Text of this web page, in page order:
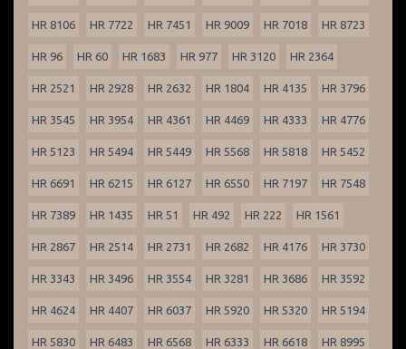
HR 8106 HR 7722 HR 7451 HR 9009 HR 7018 HR 8723
HR 96 HR 60 HR 1683 HR 977 HR 3120 HR 2364
HR 2521 HR 2928 HR 2632 HR 1804 HR 4135 HR 3796
HR 3545 HR 3954 HR 4361 HR 4469 HR 4333 HR 4776
HR 5123 HR 5494 HR 5449 HR 5568 HR 5818 HR 5452
HR 6691 HR 6215 HR 6127 HR 6550 HR 7197 HR 7548
HR 7389 HR 1435 HR 51 HR 492 HR 222 HR 1561
HR 2867 HR 2514 HR 2731 HR 2682 HR 4176 HR 3730
HR 3343 HR 3496 HR 3554 HR 3281 HR 3686 HR 3592
HR 4624 HR 4407 HR 6037 HR 5920 HR 5320 HR 5194
HR 5830 HR 6483 HR 6568 HR 6333 HR 6618 HR 8995